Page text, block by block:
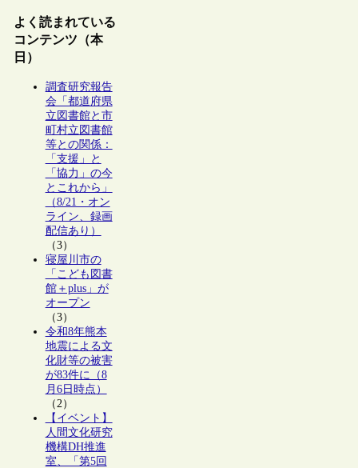
よく読まれている
コンテンツ（本
日）
調査研究報告
会「都道府県
立図書館と市
町村立図書館
等との関係：
「支援」と
「協力」の今
とこれから」
（8/21・オン
ライン、録画
配信あり）
（3）
寝屋川市の
「こども図書
館＋plus」が
オープン
（3）
令和8年熊本
地震による文
化財等の被害
が83件に（8
月6日時点）
（2）
【イベント】
人間文化研究
機構DH推進
室、「第5回